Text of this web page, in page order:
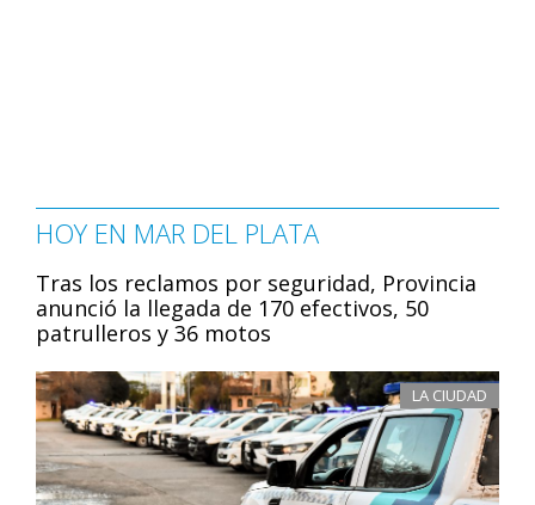
HOY EN MAR DEL PLATA
Tras los reclamos por seguridad, Provincia
anunció la llegada de 170 efectivos, 50
patrulleros y 36 motos
LA CIUDAD